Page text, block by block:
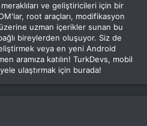
ve geliştiricileri için bir
root araçları, modifikasyon
uzman içerikler sunan bu
bireylerden oluşuyor. Siz de
veya en yeni Android
aramıza katılın! TurkDevs, mobil
ulaştırmak için burada!